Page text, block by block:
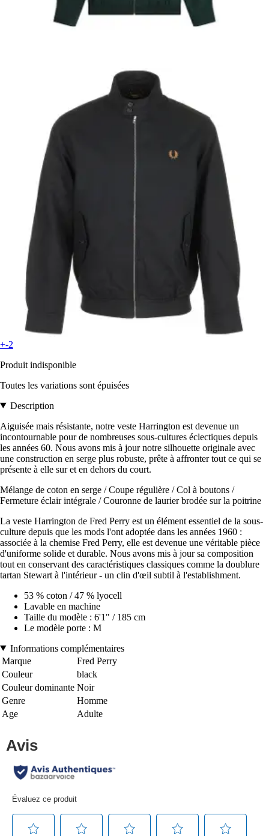
+-2
Produit indisponible
Toutes les variations sont épuisées
Description
Aiguisée mais résistante, notre veste Harrington est devenue un
incontournable pour de nombreuses sous-cultures éclectiques depuis
les années 60. Nous avons mis à jour notre silhouette originale avec
une construction en serge plus robuste, prête à affronter tout ce qui se
présente à elle sur et en dehors du court.
Mélange de coton en serge / Coupe régulière / Col à boutons /
Fermeture éclair intégrale / Couronne de laurier brodée sur la poitrine
La veste Harrington de Fred Perry est un élément essentiel de la sous-
culture depuis que les mods l'ont adoptée dans les années 1960 :
associée à la chemise Fred Perry, elle est devenue une véritable pièce
d'uniforme solide et durable. Nous avons mis à jour sa composition
tout en conservant des caractéristiques classiques comme la doublure
tartan Stewart à l'intérieur - un clin d'œil subtil à l'establishment.
53 % coton / 47 % lyocell
Lavable en machine
Taille du modèle : 6'1" / 185 cm
Le modèle porte : M
Informations complémentaires
Marque
Fred Perry
Couleur
black
Couleur dominante Noir
Genre
Homme
Age
Adulte